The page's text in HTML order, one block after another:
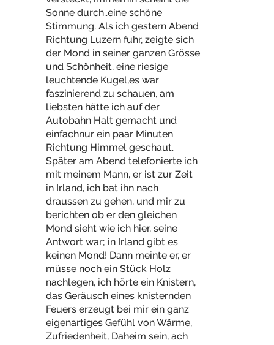
Sonne durch..eine schöne
Stimmung. Als ich gestern Abend
Richtung Luzern fuhr, zeigte sich
der Mond in seiner ganzen Grösse
und Schönheit, eine riesige
leuchtende Kugel,es war
faszinierend zu schauen, am
liebsten hätte ich auf der
Autobahn Halt gemacht und
einfachnur ein paar Minuten
Richtung Himmel geschaut.
Später am Abend telefonierte ich
mit meinem Mann, er ist zur Zeit
in Irland, ich bat ihn nach
draussen zu gehen, und mir zu
berichten ob er den gleichen
Mond sieht wie ich hier, seine
Antwort war; in Irland gibt es
keinen Mond! Dann meinte er, er
müsse noch ein Stück Holz
nachlegen, ich hörte ein Knistern,
das Geräusch eines knisternden
Feuers erzeugt bei mir ein ganz
eigenartiges Gefühl von Wärme,
Zufriedenheit, Daheim sein, ach